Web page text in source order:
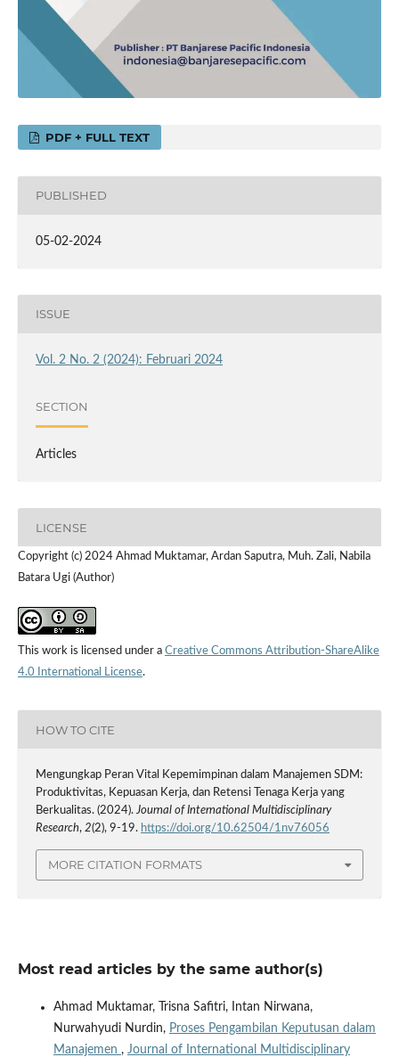
PDF + FULL TEXT
PUBLISHED
05-02-2024
ISSUE
Vol. 2 No. 2 (2024): Februari 2024
SECTION
Articles
LICENSE
Copyright (c) 2024 Ahmad Muktamar, Ardan Saputra, Muh. Zali, Nabila
Batara Ugi (Author)
This work is licensed under a Creative Commons Attribution-ShareAlike
4.0 International License.
HOW TO CITE
Mengungkap Peran Vital Kepemimpinan dalam Manajemen SDM:
Produktivitas, Kepuasan Kerja, dan Retensi Tenaga Kerja yang
Berkualitas. (2024).Journal of International Multidisciplinary
Research, 2(2), 9-19. https://doi.org/10.62504/1nv76056
MORE CITATION FORMATS
Most read articles by the same author(s)
Ahmad Muktamar, Trisna Safitri, Intan Nirwana,
Nurwahyudi Nurdin, Proses Pengambilan Keputusan dalam
Manajemen , Journal of International Multidisciplinary